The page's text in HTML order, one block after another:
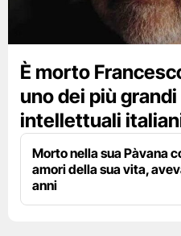
È morto
uno dei più
intellettuali
Morto nella sua Pàvana
amori della sua vita,
anni